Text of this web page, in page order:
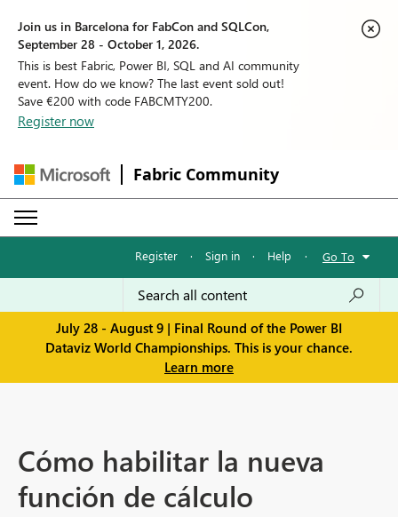
Join us in Barcelona for FabCon and SQLCon,
September 28 - October 1, 2026.
This is best Fabric, Power BI, SQL and AI community
event. How do we know? The last event sold out!
Save €200 with code FABCMTY200.
Register now
Fabric Community
Register · Sign in · Help · Go To
July 28 - August 9 | Final Round of the Power BI
Dataviz World Championships. This is your chance.
Learn more
Cómo habilitar la nueva
función de cálculo